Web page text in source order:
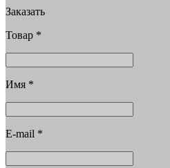
Заказать
Товар *
Имя *
E-mail *